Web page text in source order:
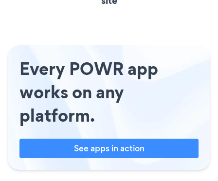
Every POWR app
works on any
platform.
See apps in action